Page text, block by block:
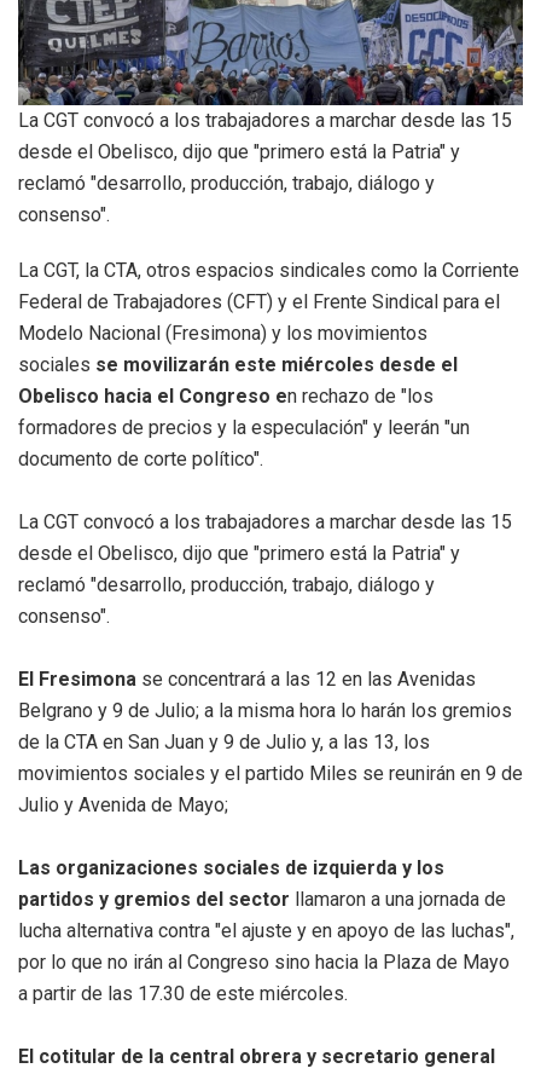
La CGT convocó a los trabajadores a marchar desde las 15
desde el Obelisco, dijo que "primero está la Patria" y
reclamó "desarrollo, producción, trabajo, diálogo y
consenso".
La CGT, la CTA, otros espacios sindicales como la Corriente
Federal de Trabajadores (CFT) y el Frente Sindical para el
Modelo Nacional (Fresimona) y los movimientos
sociales se movilizarán este miércoles desde el
Obelisco hacia el Congreso en rechazo de "los
formadores de precios y la especulación" y leerán "un
documento de corte político".
La CGT convocó a los trabajadores a marchar desde las 15
desde el Obelisco, dijo que "primero está la Patria" y
reclamó "desarrollo, producción, trabajo, diálogo y
consenso".
El Fresimona se concentrará a las 12 en las Avenidas
Belgrano y 9 de Julio; a la misma hora lo harán los gremios
de la CTA en San Juan y 9 de Julio y, a las 13, los
movimientos sociales y el partido Miles se reunirán en 9 de
Julio y Avenida de Mayo;
Las organizaciones sociales de izquierda y los
partidos y gremios del sector llamaron a una jornada de
lucha alternativa contra "el ajuste y en apoyo de las luchas",
por lo que no irán al Congreso sino hacia la Plaza de Mayo
a partir de las 17.30 de este miércoles.
El cotitular de la central obrera y secretario general